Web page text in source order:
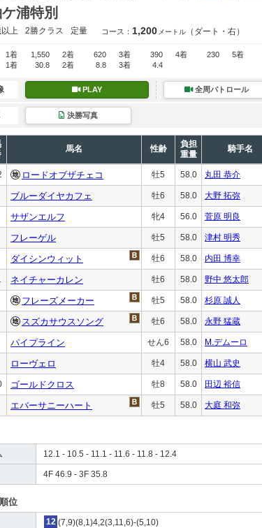
浦特別
上 2勝クラス 定量 コース： 1,200 メートル （ダート・右）
1着 1,550 2着 620 3着 390 4着 230 5着
1着 30.8 2着 8.8 3着 4.4
PLAY 全周パトロール
決勝写真
馬名 性齢
負担
重量
騎手名
ロードオブザチェコ 牡5 58.0 丸田 恭介
ブルーダイヤカフェ 牡6 58.0 大野 拓弥
サザンエルフ 牝4 56.0 菅原 明良
フレーゲル 牡5 58.0 津村 明秀
ダイシンウィット 牡6 58.0 内田 博幸
ネイチャーカレン 牡6 58.0 野中 悠太郎
フレーズメーカー 牡5 58.0 杉原 誠人
スズカサウスソング 牡6 58.0 永野 猛蔵
パイプライン せん6 58.0 M.デムーロ
ローヴェロ 牡4 58.0 横山 武史
ゴールドクロス 牡8 58.0 田辺 裕信
エバーサニーハート 牡5 58.0 大庭 和弥
12.1 - 10.5 - 11.1 - 11.6 - 11.8 - 12.4
4F 46.9 - 3F 35.8
位
12 (7,9)(8,1)4,2(3,11,6)-(5,10)